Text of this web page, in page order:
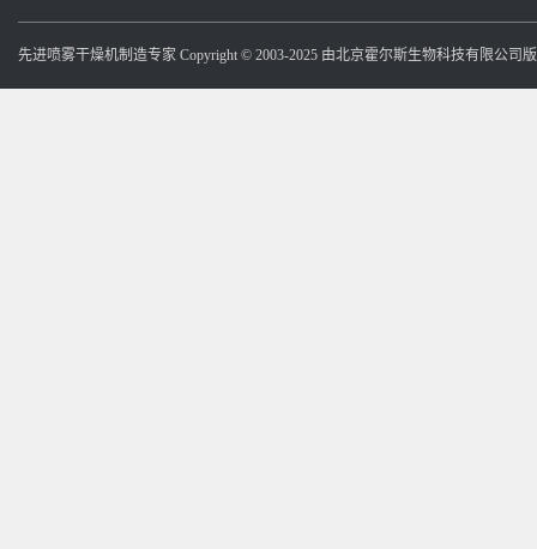
先进喷雾干燥机制造专家 Copyright © 2003-2025 由北京霍尔斯生物科技有限公司